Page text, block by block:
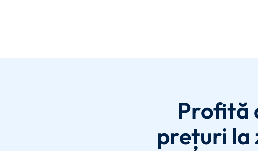
Profită
prețuri la